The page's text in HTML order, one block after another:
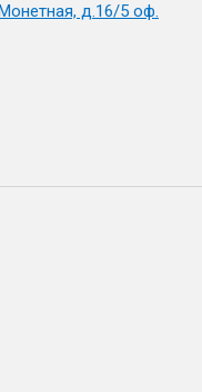
д.16/5 оф.